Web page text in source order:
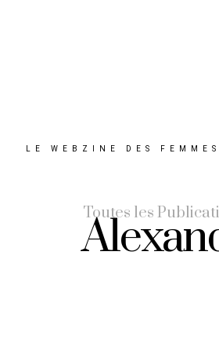
LE WEBZINE DES
Toutes les